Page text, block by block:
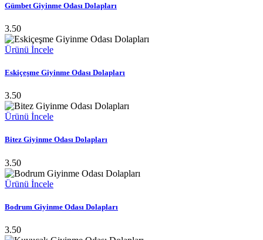
Gümbet Giyinme Odası Dolapları
3.50
Ürünü İncele
Eskiçeşme Giyinme Odası Dolapları
3.50
Ürünü İncele
Bitez Giyinme Odası Dolapları
3.50
Ürünü İncele
Bodrum Giyinme Odası Dolapları
3.50